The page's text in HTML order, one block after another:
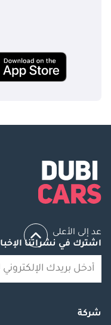
عد إلى الأعلى
اشترك في نشراتنا
شركة